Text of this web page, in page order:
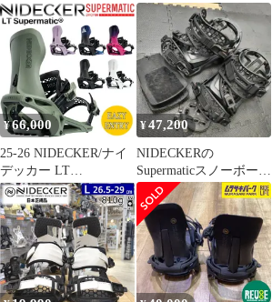
¥66,000
25-26 NIDECKER/ナイ
デッカー LT
SUPERMATIC スーパー
マチック メンズ レディ
ース ビンディング バイ
ンディング スノーボー
ド 2026
¥47,200
NIDECKERの
Supermaticスノーボード
ビンディング Lサイ
ズ